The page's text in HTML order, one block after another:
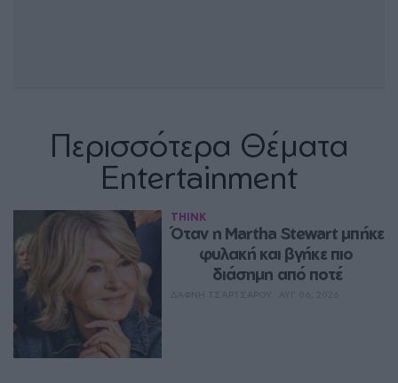
Περισσότερα Θέματα
Entertainment
THINK
Όταν η Martha Stewart μπήκε
φυλακή και βγήκε πιο
διάσημη από ποτέ